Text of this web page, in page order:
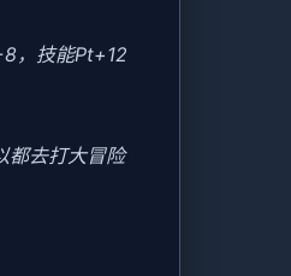
，技能Pt+12
都去打大冒险